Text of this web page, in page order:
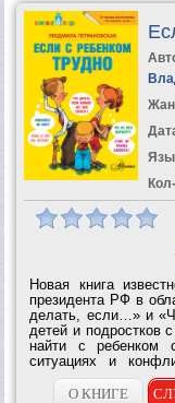
Новая книга
президента РФ в
делать, если…» и
детей и подростков
найти с ребенком
ситуациях и
терпение,
О КНИГЕ